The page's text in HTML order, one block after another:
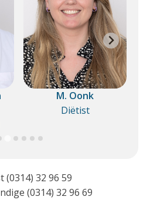
M. Oonk
Diëtist
32 96 59
(0314) 32 96 69